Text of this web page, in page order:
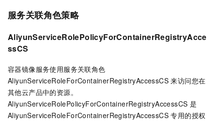
服务关联角色策略
AliyunServiceRolePolicyForContainerRegistryAcce
ssCS
容器镜像服务使用服务关联角色
AliyunServiceRoleForContainerRegistryAccessCS 来访问您在
其他云产品中的资源。
AliyunServiceRolePolicyForContainerRegistryAccessCS 是
AliyunServiceRoleForContainerRegistryAccessCS 专用的授权